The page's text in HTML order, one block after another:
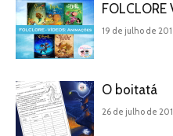
19 de julho de
O boitatá
26 de julho de